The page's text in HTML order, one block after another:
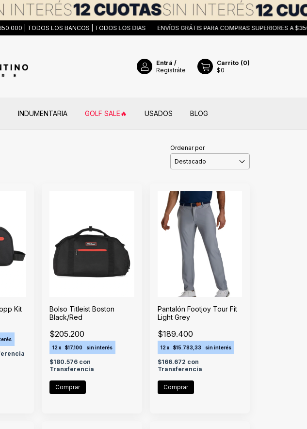
| TODOS LOS BANCOS | TODOS LOS DIAS ENVÍOS GRÁTIS PARA COMPRAS SUPERIORES A $350.000
Entrá /
Registráte
Carrito (0)
$0
INDUMENTARIA GOLF SALE🔥​ USADOS BLOG
Ordenar por
Kit
Bolso Titleist Boston
Black/Red
$205.200
12 x $17.100 sin interés
$180.576 con
Transferencia
Pantalón Footjoy Tour Fit
Light Grey
$189.400
12 x $15.783,33 sin interés
$166.672 con
Transferencia
Comprar